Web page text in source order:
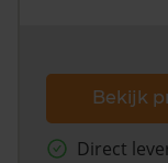
Bekijk
Direct